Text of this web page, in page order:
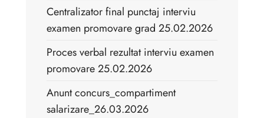
Centralizator final punctaj interviu
examen promovare grad 25.02.2026
Proces verbal rezultat interviu examen
promovare 25.02.2026
Anunt concurs_compartiment
salarizare_26.03.2026